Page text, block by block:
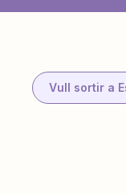
Vull sortir a